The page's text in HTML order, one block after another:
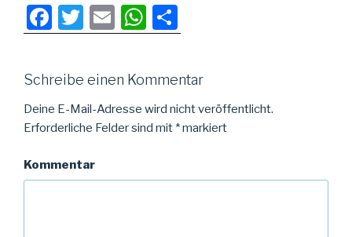
F
a
c
e
b
o
o
T
wi
tt
er
E
m
ail
W
h
s
A
p
eil
e
n
Schreibe einen Kommentar
Deine E-Mail-Adresse wird nicht veröffentlicht.
Erforderliche Felder sind mit *markiert
Kommentar